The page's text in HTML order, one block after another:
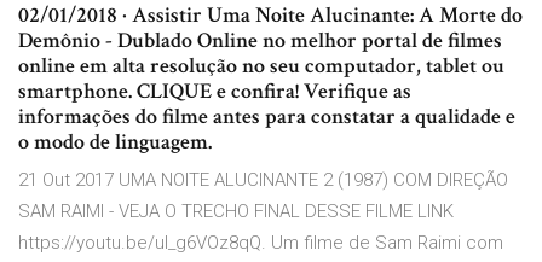
02/01/2018 · Assistir Uma Noite Alucinante: A Morte do
Demônio - Dublado Online no melhor portal de filmes
online em alta resolução no seu computador, tablet ou
smartphone. CLIQUE e confira! Verifique as
informações do filme antes para constatar a qualidade e
o modo de linguagem.
21 Out 2017 UMA NOITE ALUCINANTE 2 (1987) COM DIREÇÃO
SAM RAIMI - VEJA O TRECHO FINAL DESSE FILME LINK
https://youtu.be/ul_g6VOz8qQ. Um filme de Sam Raimi com